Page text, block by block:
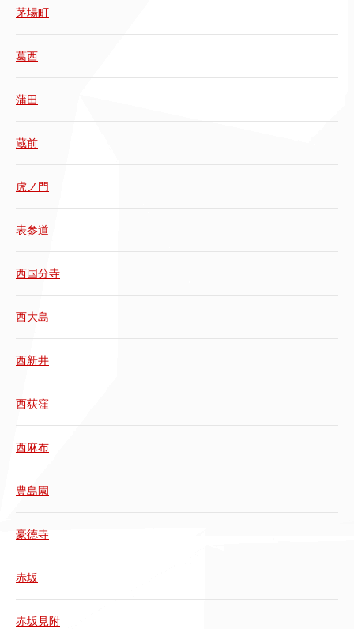
茅場町
葛西
蒲田
蔵前
虎ノ門
表参道
西国分寺
西大島
西新井
西荻窪
西麻布
豊島園
豪徳寺
赤坂
赤坂見附